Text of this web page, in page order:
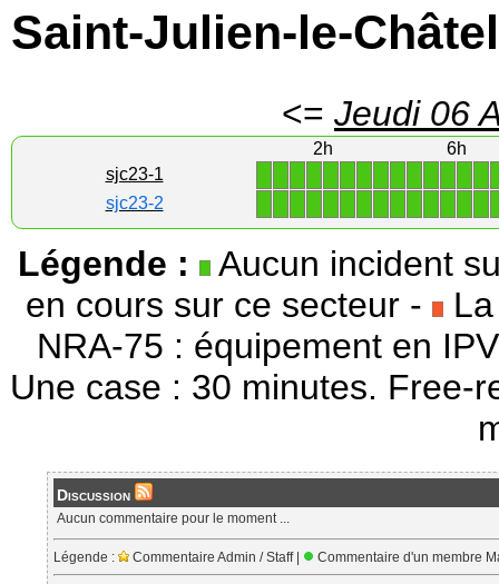
Saint-Julien-le-Châtel
<= Jeudi 06
2h
6h
sjc23-1
sjc23-2
Légende :
Aucun incident
en cours sur ce secteur - La
NRA-75 : équipement en
Une case : 30 minutes. Free-
Discussion
Aucun commentaire pour le moment ...
Légende : Commentaire Admin / Staff | Commentaire d'un membre